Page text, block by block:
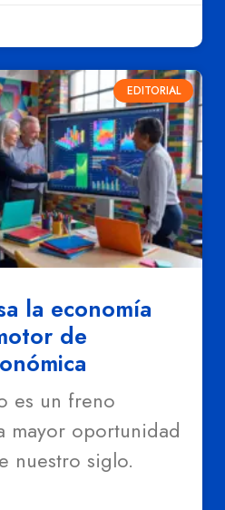
EDITORIAL
la economía
de
es un freno
mayor oportunidad
nuestro siglo.